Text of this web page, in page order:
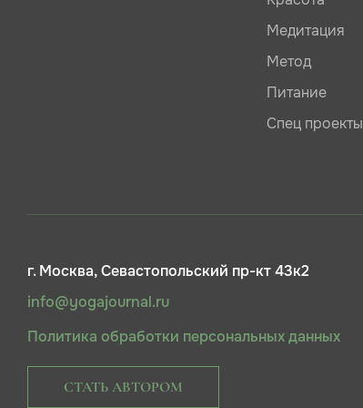
Медитация
Метод
Питание
Спец проекты
г. Москва, Севастопольский пр-кт 43к2
info@yogajournal.ru
Политика обработки персональных данных
СТАТЬ АВТОРОМ